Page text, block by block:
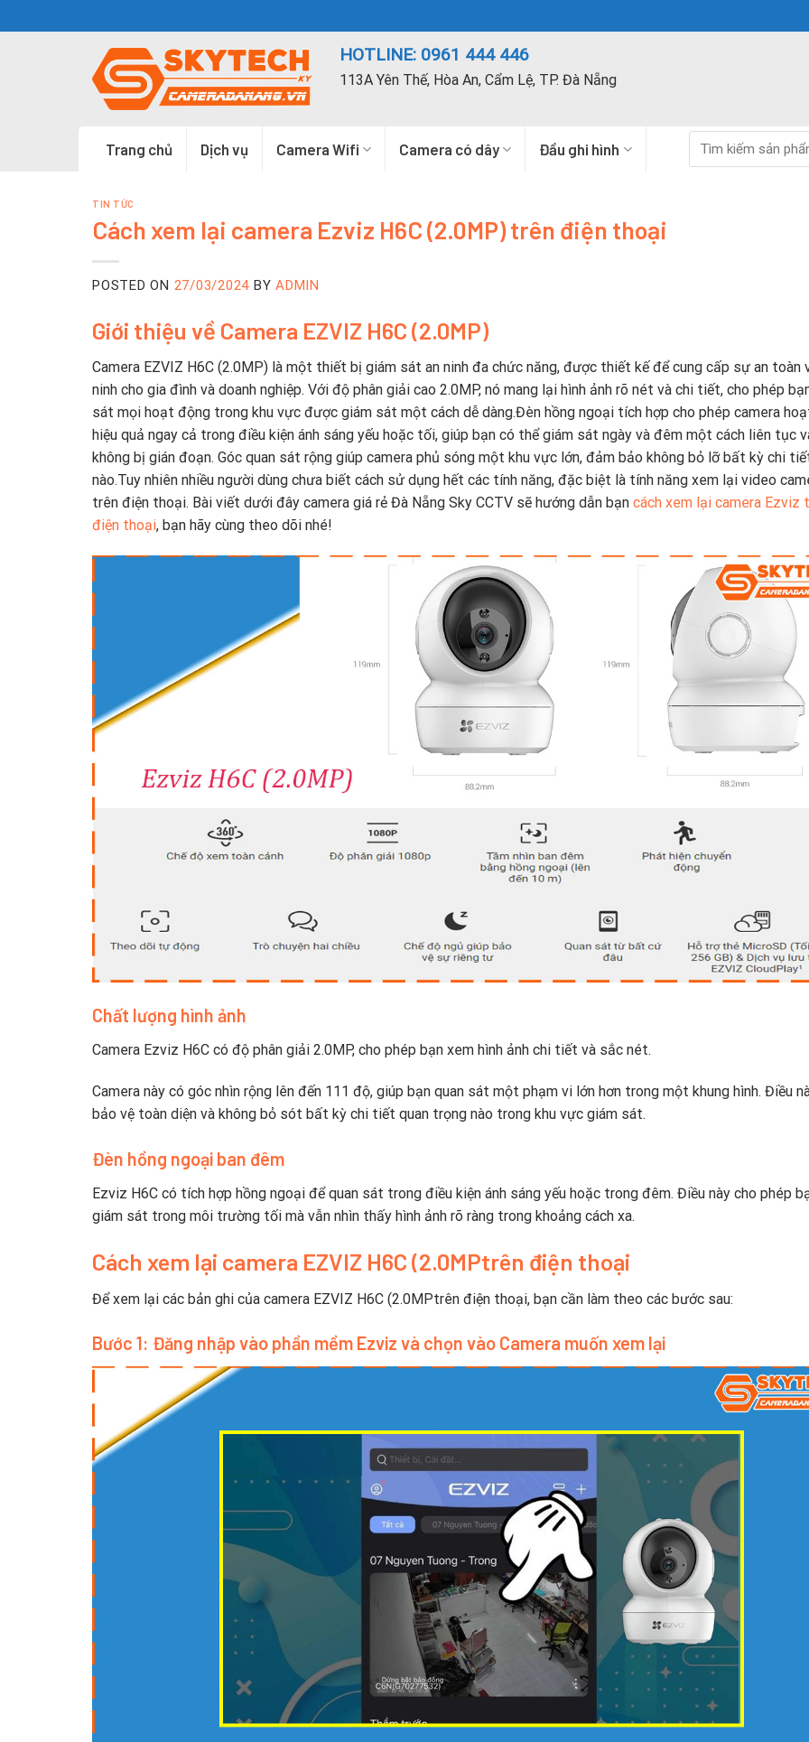
to
HOTLINE: 0961 444 446
113A Yên Thế, Hòa An, Cẩm Lệ, TP. Đà Nẵng
Trang chủ Dịch vụ Camera Wifi Camera có dây Đầu ghi hình
kiếm:
TIN TỨC
Cách xem lại camera Ezviz H6C (2.0MP) trên điện thoại
POSTED ON 27/03/2024 BY ADMIN
Giới thiệu về Camera EZVIZ H6C (2.0MP)
Camera EZVIZ H6C (2.0MP) là một thiết bị giám sát an ninh đa chức năng, được thiết kế để cung cấp sự an toàn
ninh cho gia đình và doanh nghiệp. Với độ phân giải cao 2.0MP, nó mang lại hình ảnh rõ nét và chi tiết, cho phép
sát mọi hoạt động trong khu vực được giám sát một cách dễ dàng.Đèn hồng ngoại tích hợp cho phép camera
hiệu quả ngay cả trong điều kiện ánh sáng yếu hoặc tối, giúp bạn có thể giám sát ngày và đêm một cách liên tục
không bị gián đoạn. Góc quan sát rộng giúp camera phủ sóng một khu vực lớn, đảm bảo không bỏ lỡ bất kỳ chi
nào.Tuy nhiên nhiều người dùng chưa biết cách sử dụng hết các tính năng, đặc biệt là tính năng xem lại video
trên điện thoại. Bài viết dưới đây camera giá rẻ Đà Nẵng Sky CCTV sẽ hướng dẫn bạn cách xem lại camera Ezviz
điện thoại, bạn hãy cùng theo dõi nhé!
Chất lượng hình ảnh
Camera Ezviz H6C có độ phân giải 2.0MP, cho phép bạn xem hình ảnh chi tiết và sắc nét.
Camera này có góc nhìn rộng lên đến 111 độ, giúp bạn quan sát một phạm vi lớn hơn trong một khung hình. Điều
bảo vệ toàn diện và không bỏ sót bất kỳ chi tiết quan trọng nào trong khu vực giám sát.
Đèn hồng ngoại ban đêm
Ezviz H6C có tích hợp hồng ngoại để quan sát trong điều kiện ánh sáng yếu hoặc trong đêm. Điều này cho phép
giám sát trong môi trường tối mà vẫn nhìn thấy hình ảnh rõ ràng trong khoảng cách xa.
Cách xem lại camera EZVIZ H6C (2.0MPtrên điện thoại
Để xem lại các bản ghi của camera EZVIZ H6C (2.0MPtrên điện thoại, bạn cần làm theo các bước sau:
Bước 1: Đăng nhập vào phần mềm Ezviz và chọn vào Camera muốn xem lại